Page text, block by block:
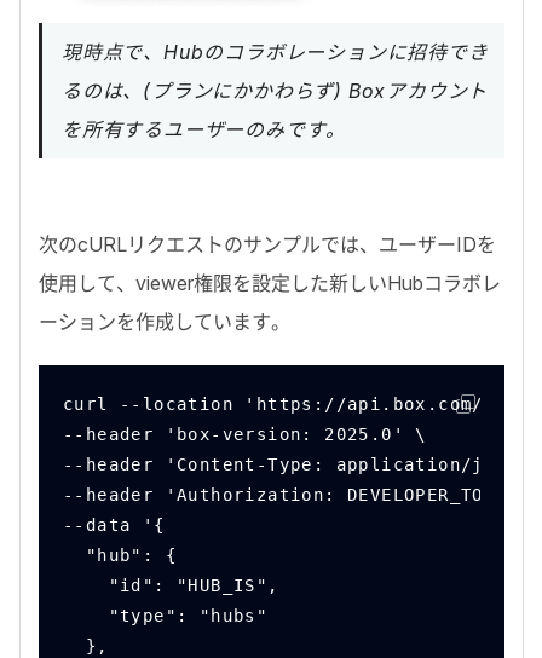
現時点で、Hubのコラボレーションに招待でき
るのは、(プランにかかわらず) Boxアカウント
を所有するユーザーのみです。
次のcURLリクエストのサンプルでは、ユーザーIDを
使用して、 viewer権限を設定した新しいHubコラボレ
ーションを作成しています。
curl --location 'https://api.box.com/2.0/
--header 'box-version: 2025.0' \
--header 'Content-Type: application/json'
--header 'Authorization:
--data '{
  "hub": {
    "id": "HUB_IS",
    "type": "hubs"
  },